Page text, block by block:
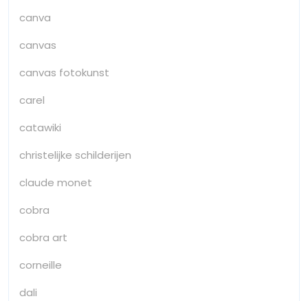
canva
canvas
canvas fotokunst
carel
catawiki
christelijke schilderijen
claude monet
cobra
cobra art
corneille
dali